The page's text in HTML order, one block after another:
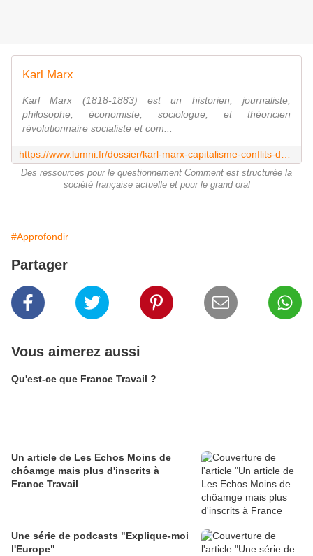
Karl Marx
Karl Marx (1818-1883) est un historien, journaliste,
philosophe, économiste, sociologue, et théoricien
révolutionnaire socialiste et com...
Des ressources pour le questionnement Comment est structurée la
société française actuelle et pour le grand oral
#Approfondir
Partager
Vous aimerez aussi
Qu'est-ce que France Travail ?
Un article de Les Echos Moins de
chôamge mais plus d'inscrits à
France Travail
Une série de podcasts "Explique-moi
l'Europe"